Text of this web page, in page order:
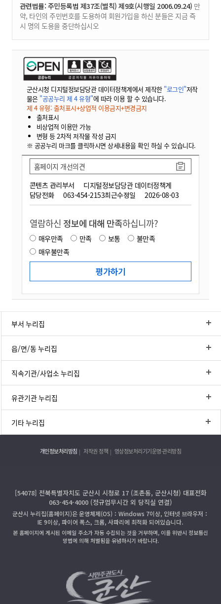
관련법률: 주민등록법 제37조(벌칙) 제9호(시행일 2006.09.24) 만
약, 타인의 주민번호를 도용하여 회원가입을 하신 분들은 지금 즉
시 명의 도용을 중단하십시오
군산시청 디지털정보담당관 데이터정책계에서 제작한 "로그인"저작
물은 "공공누리 제 4 유형"에 따라 이용 할 수 있습니다.
제 4 유형: 출처표시+상업적 이용금지+변경금지
출처표시
비상업적 이용만 가능
변형 등 2차적 저작물 작성 금지
※ 공공누리 마크를 클릭하시면 상세내용을 확인 하실 수 있습니다.
콘텐츠 관리부서
디지털정보담당관 데이터정책계
담당전화
063-454-2153최근수정일 2026-08-03
홈페이지 개선의견
열람하신 정보에 대해 만족하십니까?
매우만족 만족 보통
불만족
매우불만족
부서 누리집
읍/면/동 누리집
직속기관/사업소 누리집
유관기관 누리집
기타 누리집
개인정보처리방침 저작권 정책 영상정보처리기기운영·관리방침
[54078] 전북특별자치도 군산시 시청로 17 (조촌동, 군산시청) 대표전화
063-454-4000 (정규업무시간 외 당직실 연결)
군산시 누리집(홈페이지)은 운영체제(OS)：Windows 7이상, 인터넷 브라우저：
IE 9이상, 파이어 폭스, 크롬, 사파리에 최적화 되어있습니다.
본 홈페이지에 게시된 이메일 주소가 자동 수집되는 것을 거부하며, 이를 위반시 정보통신
망법에 의해 처벌됨을 유념하시기 바랍니다.